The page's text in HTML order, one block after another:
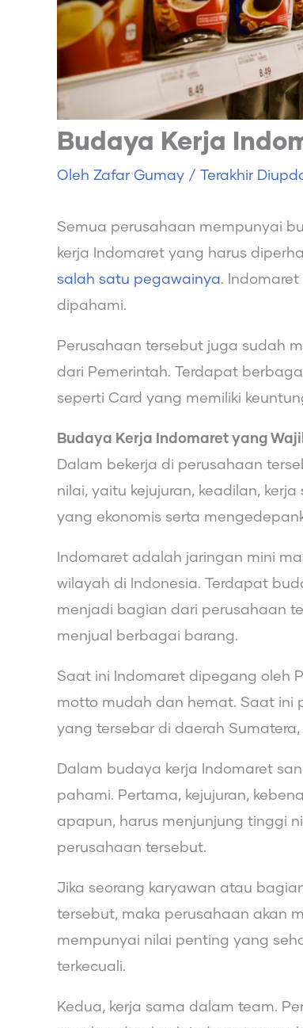
Budaya Kerja
Oleh Zafar Gumay / Terakhir
Semua perusahaan mempunyai
kerja Indomaret yang harus
salah satu pegawainya.
dipahami.
Perusahaan tersebut juga sudah
dari Pemerintah. Terdapat
seperti Card yang memiliki
Budaya Kerja Indomaret yang
Dalam bekerja di perusahaan
nilai, yaitu kejujuran, keadilan,
yang ekonomis serta
Indomaret adalah jaringan mini
wilayah di Indonesia. Terdapat
menjadi bagian dari perusahaan
menjual berbagai barang.
Saat ini Indomaret dipegang oleh
motto mudah dan hemat. Saat ini
yang tersebar di daerah
Dalam budaya kerja Indomaret
pahami. Pertama, kejujuran,
apapun, harus menjunjung tinggi
perusahaan tersebut.
Jika seorang karyawan atau
tersebut, maka perusahaan akan
mempunyai nilai penting yang
terkecuali.
Kedua, kerja sama dalam team.